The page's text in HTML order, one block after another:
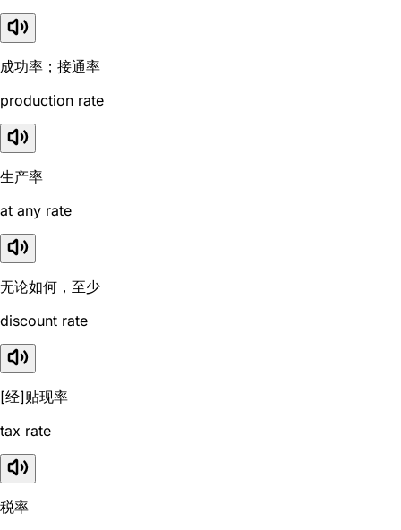
成功率；接通率
production rate
生产率
at any rate
无论如何，至少
discount rate
[经]贴现率
tax rate
税率